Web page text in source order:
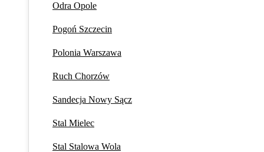
Odra Opole
Pogoń Szczecin
Polonia Warszawa
Ruch Chorzów
Sandecja Nowy Sącz
Stal Mielec
Stal Stalowa Wola